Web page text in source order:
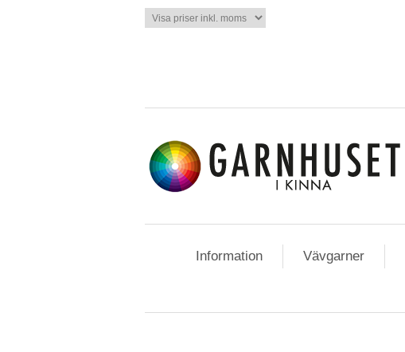
Information Vävgarner